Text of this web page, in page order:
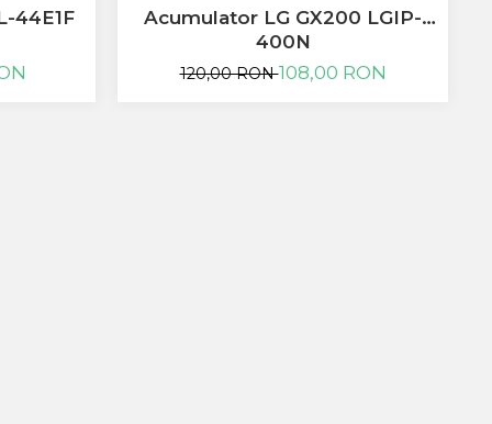
44E1F
Acumulator LG GX200 LGIP-
400N
120,00 RON108,00 RON